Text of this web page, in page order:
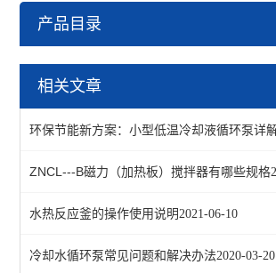
产品目录
电热套
相关文章
环保节能新方案：小型低温冷却液循环泵详
ZNCL---B磁力（加热板）搅拌器有哪些规格
水热反应釜的操作使用说明2021-06-10
冷却水循环泵常见问题和解决办法2020-03-20